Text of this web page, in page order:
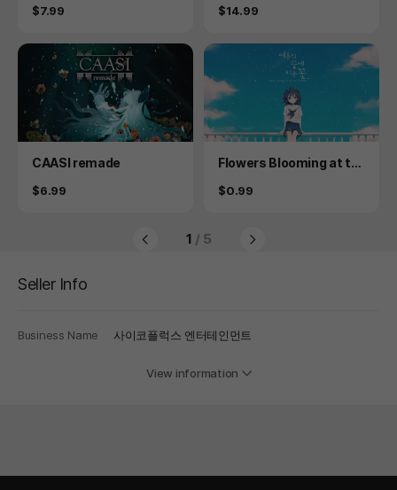
Price
$7.99 Price
$14.99
Product
CAASI remade
Price
$6.99
Product
Flowers Blooming at th
Price
$0.99
1 / 5
Seller Info
Business Name 사이코플럭스 엔터테인먼트
View information